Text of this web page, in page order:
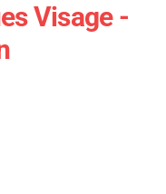
Visage -